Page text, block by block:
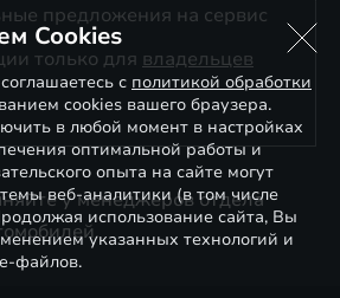
предложения на сервис
только для владельцев
у менеджеров отдела
Cookies
с политикой обработки
cookies вашего браузера.
в любой момент в настройках
оптимальной работы и
опыта на сайте могут
веб-аналитики (в том числе
использование сайта, Вы
указанных технологий и
файлов.